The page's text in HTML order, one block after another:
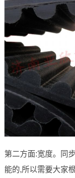
第二方面:宽度。同
能的,所以需要大家